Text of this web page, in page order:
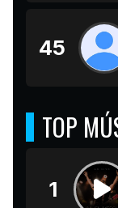
45
TOP
1